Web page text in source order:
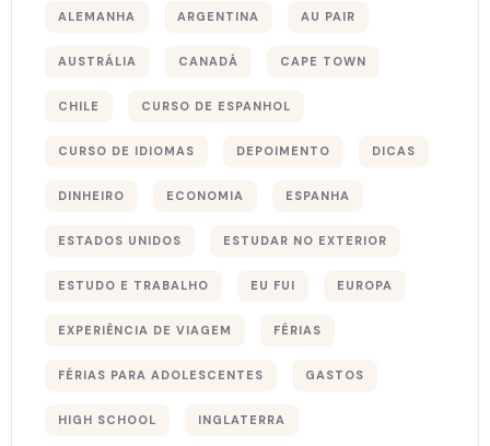
ALEMANHA ARGENTINA AU PAIR
AUSTRÁLIA CANADÁ CAPE TOWN
CHILE CURSO DE ESPANHOL
CURSO DE IDIOMAS DEPOIMENTO DICAS
DINHEIRO ECONOMIA ESPANHA
ESTADOS UNIDOS ESTUDAR NO EXTERIOR
ESTUDO E TRABALHO EU FUI EUROPA
EXPERIÊNCIA DE VIAGEM FÉRIAS
FÉRIAS PARA ADOLESCENTES GASTOS
HIGH SCHOOL INGLATERRA